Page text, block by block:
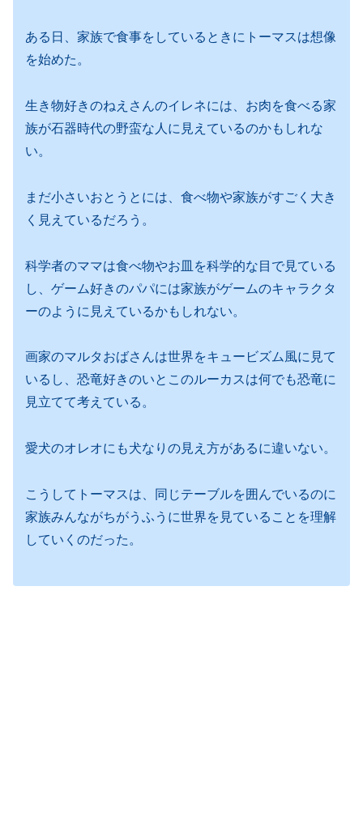
ある日、家族で食事をしているときにトーマスは想像
を始めた。
生き物好きのねえさんのイレネには、お肉を食べる家
族が石器時代の野蛮な人に見えているのかもしれな
い。
まだ小さいおとうとには、食べ物や家族がすごく大き
く見えているだろう。
科学者のママは食べ物やお皿を科学的な目で見ている
し、ゲーム好きのパパには家族がゲームのキャラクタ
ーのように見えているかもしれない。
画家のマルタおばさんは世界をキュービズム風に見て
いるし、恐竜好きのいとこのルーカスは何でも恐竜に
見立てて考えている。
愛犬のオレオにも犬なりの見え方があるに違いない。
こうしてトーマスは、同じテーブルを囲んでいるのに
家族みんながちがうふうに世界を見ていることを理解
していくのだった。